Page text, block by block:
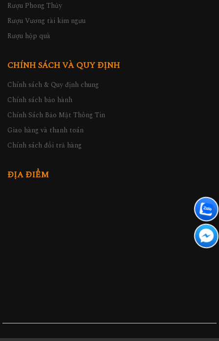
Rượu Phong Thủy
Rượu Vương tài kim ngưu
Rượu hộp quà
CHÍNH SÁCH VÀ QUY ĐỊNH
Chính sách & Quy định chung
Chính sách bảo hành
Chính Sách Bảo Mật Thông Tin
Giao hàng và thanh toán
Chính sách đổi trả hàng
ĐỊA ĐIỂM